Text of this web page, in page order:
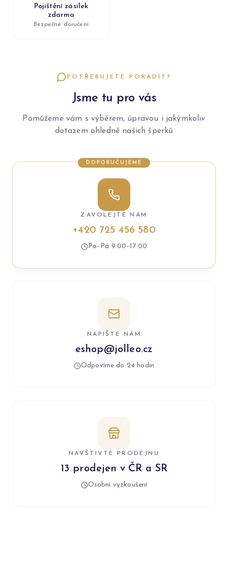
Pojištění zásilek
zdarma
Bezpečné doručení
POTŘEBUJETE PORADIT?
Jsme tu pro vás
Pomůžeme vám s výběrem, úpravou i jakýmkoliv
dotazem ohledně našich šperků
DOPORUČUJEME
ZAVOLEJTE NÁM
+420 725 456 580
Po–Pá 9:00–17:00
NAPIŠTE NÁM
eshop@jolleo.cz
Odpovíme do 24 hodin
NAVŠTIVTE PRODEJNU
13 prodejen v ČR a SR
Osobní vyzkoušení